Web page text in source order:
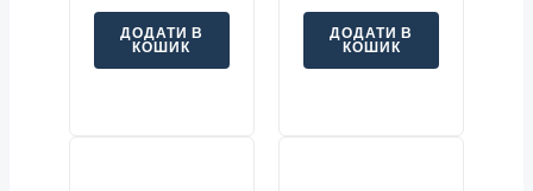
ДОДАТИ В
КОШИК
ДОДАТИ В
КОШИК